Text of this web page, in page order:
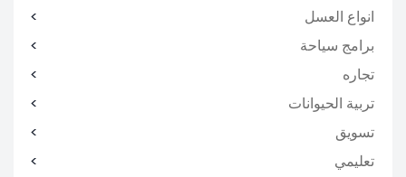
انواع العسل
برامج سياحة
تجاره
تربية الحيوانات
تسويق
تعليمي